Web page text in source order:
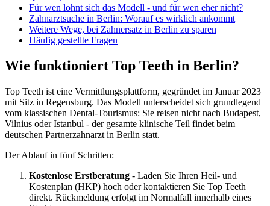
Für wen lohnt sich das Modell - und für wen eher nicht?
Zahnarztsuche in Berlin: Worauf es wirklich ankommt
Weitere Wege, bei Zahnersatz in Berlin zu sparen
Häufig gestellte Fragen
Wie funktioniert Top Teeth in Berlin?
Top Teeth ist eine Vermittlungsplattform, gegründet im Januar 2023
mit Sitz in Regensburg. Das Modell unterscheidet sich grundlegend
vom klassischen Dental-Tourismus: Sie reisen nicht nach Budapest,
Vilnius oder Istanbul - der gesamte klinische Teil findet beim
deutschen Partnerzahnarzt in Berlin statt.
Der Ablauf in fünf Schritten:
Kostenlose Erstberatung - Laden Sie Ihren Heil- und
Kostenplan (HKP) hoch oder kontaktieren Sie Top Teeth
direkt. Rückmeldung erfolgt im Normalfall innerhalb eines